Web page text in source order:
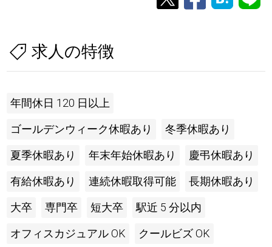
求人の特徴
年間休日 120 日以上
ゴールデンウィーク休暇あり 冬季休暇あり
夏季休暇あり 年末年始休暇あり 慶弔休暇あり
有給休暇あり 連続休暇取得可能 長期休暇あり
大卒 専門卒 短大卒 駅近 5 分以内
オフィスカジュアル OK クールビズ OK